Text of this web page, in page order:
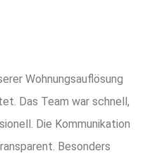
Wohnungsauflösung
Das Team war schnell,
Die Kommunikation
Besonders